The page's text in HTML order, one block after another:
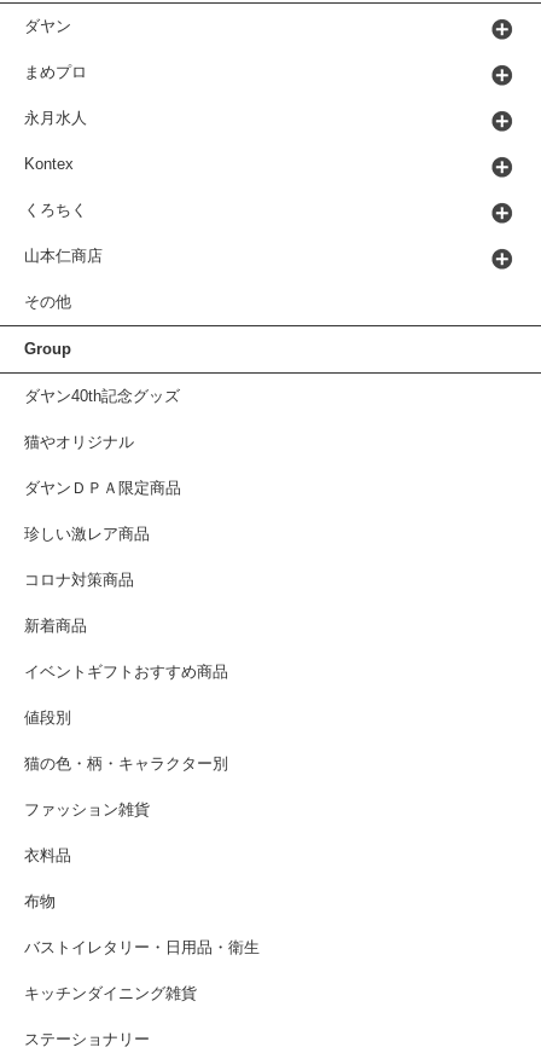
ダヤン
まめプロ
永月水人
Kontex
くろちく
山本仁商店
その他
Group
ダヤン40th記念グッズ
猫やオリジナル
ダヤンＤＰＡ限定商品
珍しい激レア商品
コロナ対策商品
新着商品
イベントギフトおすすめ商品
値段別
猫の色・柄・キャラクター別
ファッション雑貨
衣料品
布物
バストイレタリー・日用品・衛生
キッチンダイニング雑貨
ステーショナリー